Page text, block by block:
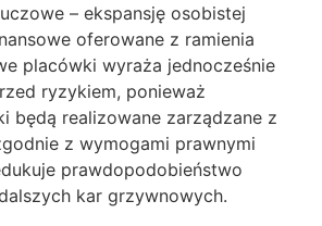
– ekspansję osobistej
oferowane z ramienia
placówki wyraża jednocześnie
ryzykiem, ponieważ
będą realizowane zarządzane z
z wymogami prawnymi
prawdopodobieństwo
kar grzywnowych.